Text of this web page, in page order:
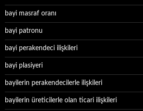
bayi masraf oranı
bayi patronu
bayi perakendeci ilişkileri
bayi plasiyeri
bayilerin perakendecilerle ilişkileri
bayilerin üreticilerle olan ticari ilişkileri